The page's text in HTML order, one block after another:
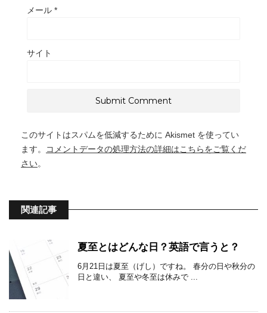
メール *
サイト
このサイトはスパムを低減するために Akismet を使ってい
ます。
コメントデータの処理方法の詳細はこちらをご覧くだ
さい。
関連記事
夏至とはどんな日？英語で言うと？
6月21日は夏至（げし）ですね。 春分の日や秋分の
日と違い、 夏至や冬至は休みで ...